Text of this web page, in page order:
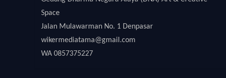
Space
Jalan Mulawarman No. 1 Denpasar
wikermediatama@gmail.com
WA 0857375227